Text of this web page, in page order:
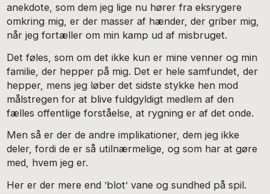
anekdote, som dem jeg lige nu hører fra eksrygere
omkring mig, er der masser af hænder, der griber mig,
når jeg fortæller om min kamp ud af misbruget.
Det føles, som om det ikke kun er mine venner og min
familie, der hepper på mig. Det er hele samfundet, der
hepper, mens jeg løber det sidste stykke hen mod
målstregen for at blive fuldgyldigt medlem af den
fælles offentlige forståelse, at rygning er af det onde.
Men så er der de andre implikationer, dem jeg ikke
deler, fordi de er så utilnærmelige, og som har at gøre
med, hvem jeg er.
Her er der mere end ’blot’ vane og sundhed på spil.